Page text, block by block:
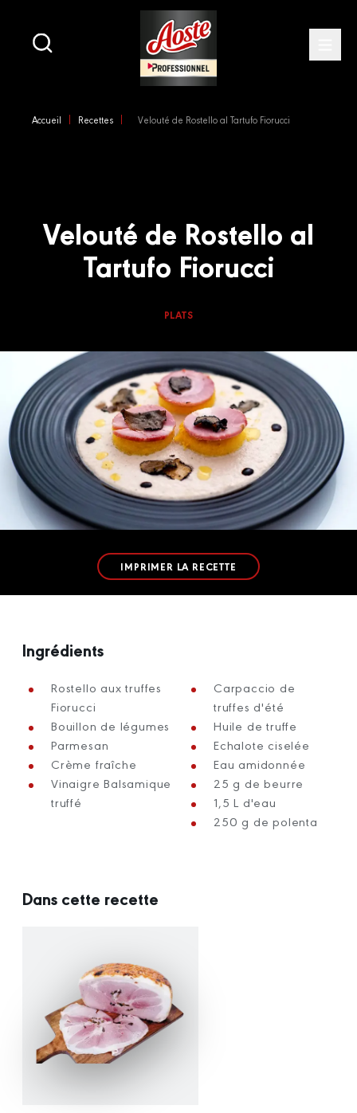
Accueil Recettes Velouté de Rostello al Tartufo Fiorucci
Velouté de Rostello al
Tartufo Fiorucci
PLATS
IMPRIMER LA RECETTE
Ingrédients
Rostello aux truffes
Fiorucci
Bouillon de légumes
Parmesan
Crème fraîche
Vinaigre Balsamique
truffé
Carpaccio de
truffes d'été
Huile de truffe
Echalote ciselée
Eau amidonnée
25 g de beurre
1,5 L d'eau
250 g de polenta
Dans cette recette